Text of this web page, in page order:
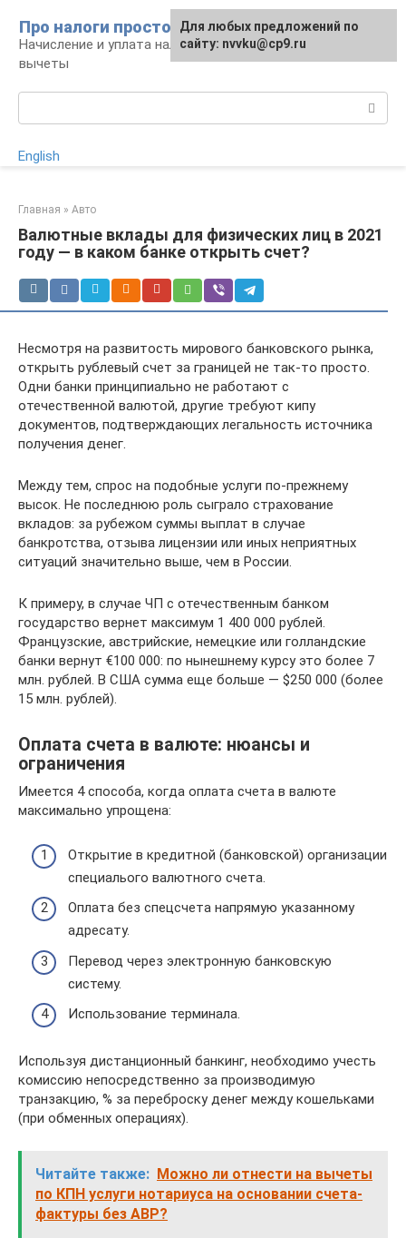
контенту
Про налоги просто
Начисление и уплата налогов, налоговые
вычеты
English
Главная » Авто
Валютные вклады для физических лиц в 2021
году — в каком банке открыть счет?
Несмотря на развитость мирового банковского рынка,
открыть рублевый счет за границей не так-то просто.
Одни банки принципиально не работают с
отечественной валютой, другие требуют кипу
документов, подтверждающих легальность источника
получения денег.
Между тем, спрос на подобные услуги по-прежнему
высок. Не последнюю роль сыграло страхование
вкладов: за рубежом суммы выплат в случае
банкротства, отзыва лицензии или иных неприятных
ситуаций значительно выше, чем в России.
К примеру, в случае ЧП с отечественным банком
государство вернет максимум 1 400 000 рублей.
Французские, австрийские, немецкие или голландские
банки вернут €100 000: по нынешнему курсу это более 7
млн. рублей. В США сумма еще больше — $250 000 (более
15 млн. рублей).
Оплата счета в валюте: нюансы и
ограничения
Имеется 4 способа, когда оплата счета в валюте
максимально упрощена:
Открытие в кредитной (банковской) организации
специалього валютного счета.
Оплата без спецсчета напрямую указанному
адресату.
Перевод через электронную банковскую
систему.
Использование терминала.
Используя дистанционный банкинг, необходимо учесть
комиссию непосредственно за производимую
транзакцию, % за переброску денег между кошельками
(при обменных операциях).
Читайте также: Можно ли отнести на вычеты
по КПН услуги нотариуса на основании счета-
фактуры без АВР?
Для любых предложений по
сайту: nvvku@cp9.ru